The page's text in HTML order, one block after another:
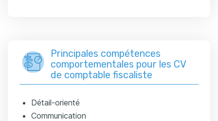
Principales compétences
comportementales pour les CV
de comptable fiscaliste
Détail-orienté
Communication